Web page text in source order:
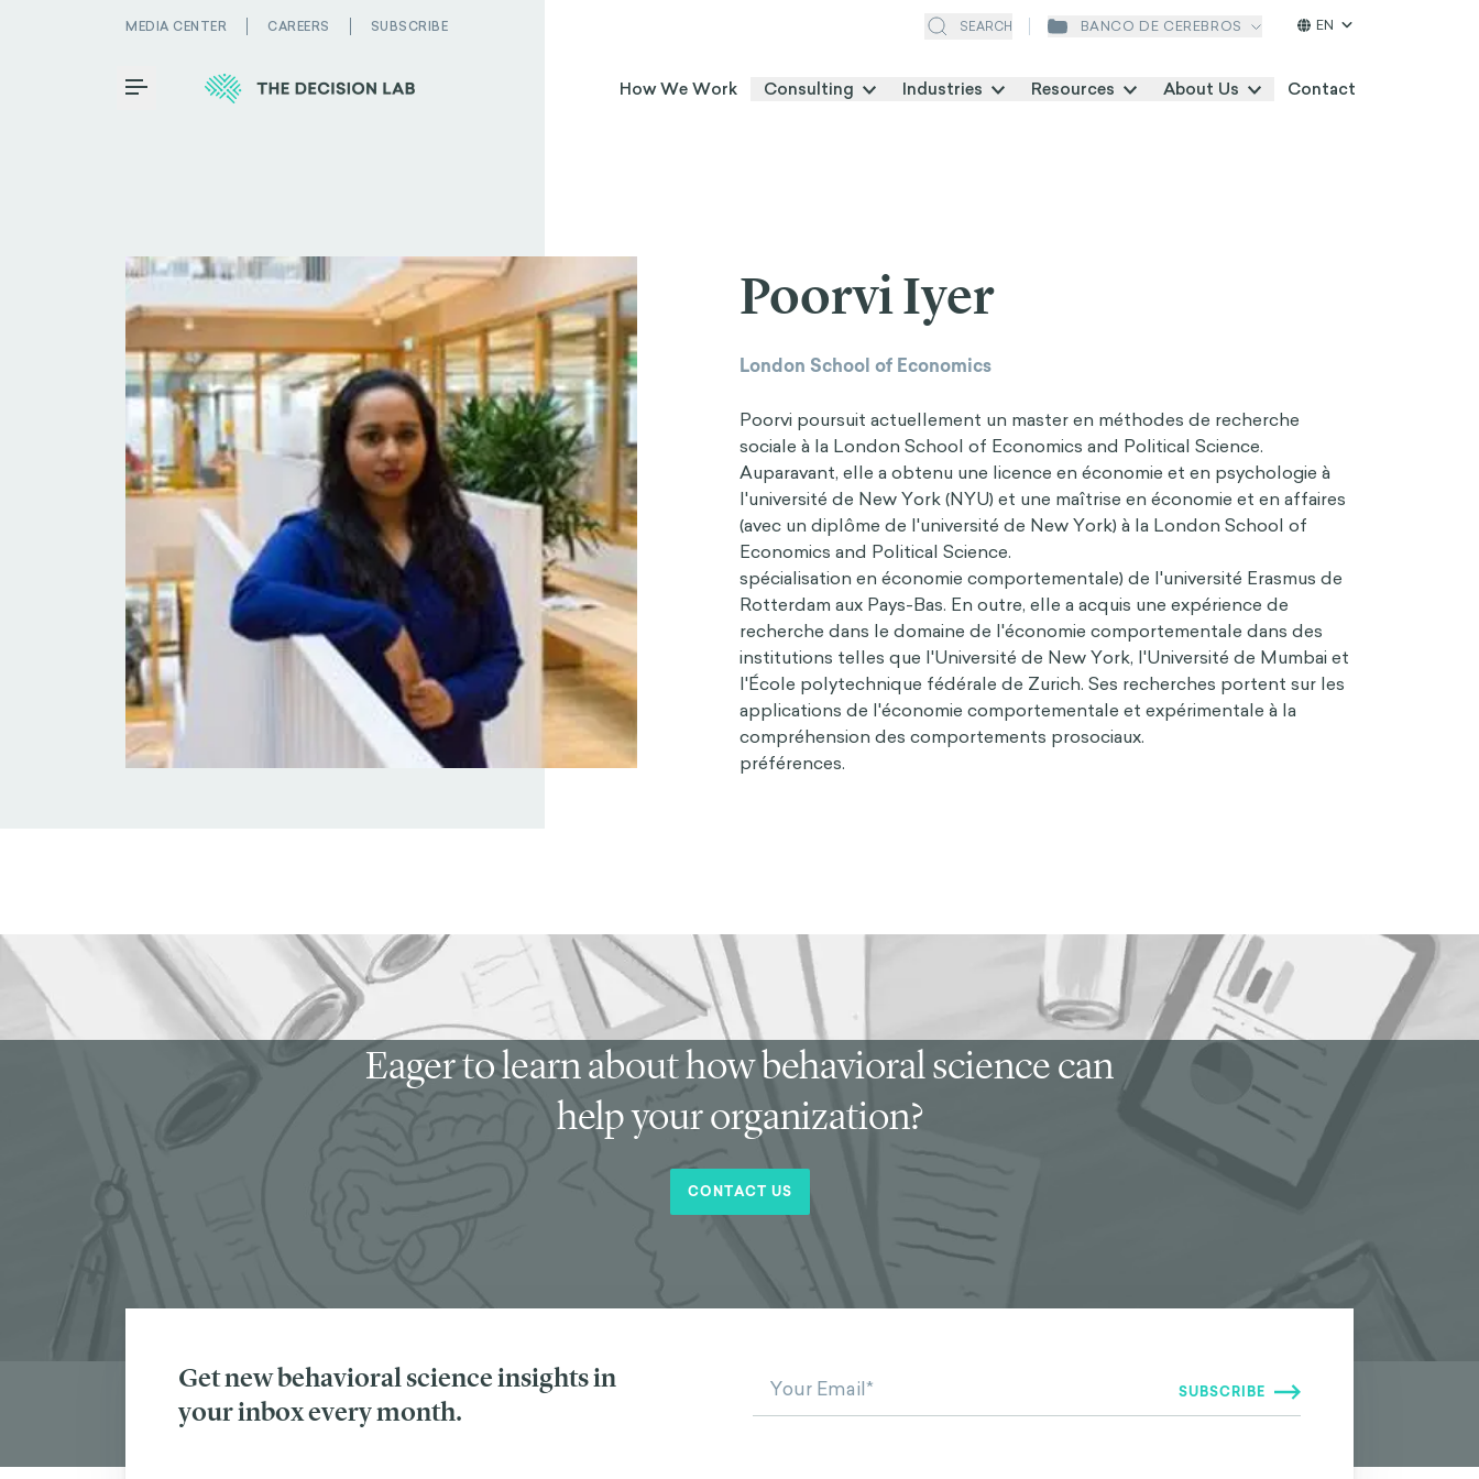
MEDIA CENTER CAREERS SUBSCRIBE SEARCH BANCO DE CEREBROS EN
Toggle Menu How We Work Consulting Industries Resources About Us Contact
Poorvi Iyer
London School of Economics
Poorvi poursuit actuellement un master en méthodes de recherche
sociale à la London School of Economics and Political Science.
Auparavant, elle a obtenu une licence en économie et en psychologie à
l'université de New York (NYU) et une maîtrise en économie et en affaires
(avec un diplôme de l'université de New York) à la London School of
Economics and Political Science.
spécialisation en économie comportementale) de l'université Erasmus de
Rotterdam aux Pays-Bas. En outre, elle a acquis une expérience de
recherche dans le domaine de l'économie comportementale dans des
institutions telles que l'Université de New York, l'Université de Mumbai et
l'École polytechnique fédérale de Zurich. Ses recherches portent sur les
applications de l'économie comportementale et expérimentale à la
compréhension des comportements prosociaux.
préférences.
Eager to learn about how behavioral science can
help your organization?
CONTACT US
Get new behavioral science insights in
your inbox every month.